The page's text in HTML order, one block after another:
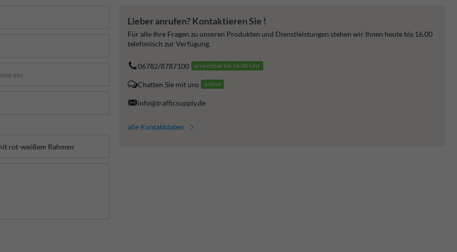
Lieber anrufen? Kontaktieren Sie !
Für alle Ihre Fragen zu unseren Produkten und Dienstleistungen stehen wir Ihnen heute bis 16.00
telefonisch zur Verfügung.
06782/8787100 erreichbar bis 16.00 Uhr
Chatten Sie mit uns online
info@trafficsupply.de
alle Kontaktdaten